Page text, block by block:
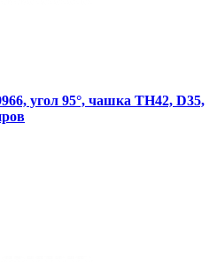
угол 95°, чашка TH42, D35,